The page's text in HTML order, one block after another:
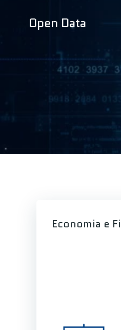
contenutoOpen Data
Economia e